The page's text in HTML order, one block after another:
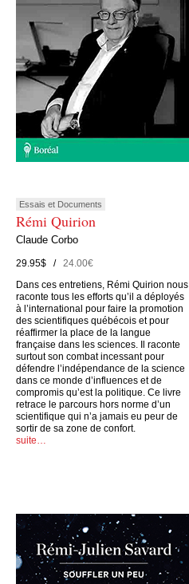
Essais et Documents
Rémi Quirion
Claude Corbo
29.95$ /24.00€
Dans ces entretiens, Rémi Quirion nous
raconte tous les efforts qu’il a déployés
à l’international pour faire la promotion
des scientifiques québécois et pour
réaffirmer la place de la langue
française dans les sciences. Il raconte
surtout son combat incessant pour
défendre l’indépendance de la science
dans ce monde d’influences et de
compromis qu’est la politique. Ce livre
retrace le parcours hors norme d’un
scientifique qui n’a jamais eu peur de
sortir de sa zone de confort.
suite…